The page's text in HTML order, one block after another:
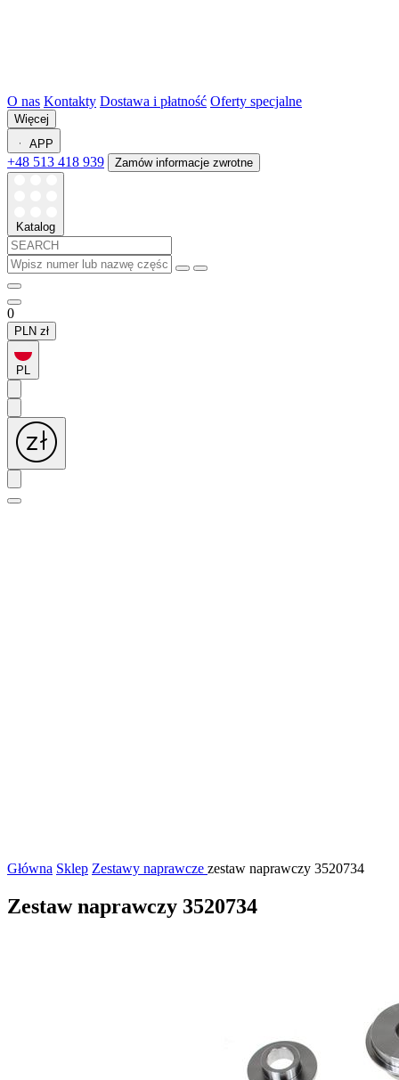
O nas Kontakty Dostawa i płatność Oferty specjalne
Więcej
APP
+48 513 418 939 Zamów informacje zwrotne
Katalog
0
PLN zł
PL
Główna Sklep Zestawy naprawcze zestaw naprawczy 3520734
Zestaw naprawczy 3520734